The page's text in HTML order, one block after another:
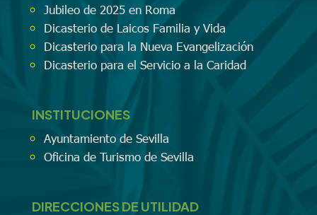
Jubileo de 2025 en Roma
Dicasterio de Laicos Familia y Vida
Dicasterio para la Nueva Evangelización
Dicasterio para el Servicio a la Caridad
INSTITUCIONES
Ayuntamiento de Sevilla
Oficina de Turismo de Sevilla
DIRECCIONES DE UTILIDAD